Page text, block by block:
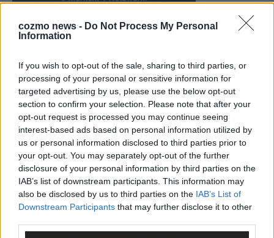
cozmo news - Do Not Process My Personal
Information
If you wish to opt-out of the sale, sharing to third parties, or
processing of your personal or sensitive information for
targeted advertising by us, please use the below opt-out
section to confirm your selection. Please note that after your
opt-out request is processed you may continue seeing
interest-based ads based on personal information utilized by
us or personal information disclosed to third parties prior to
your opt-out. You may separately opt-out of the further
disclosure of your personal information by third parties on the
IAB’s list of downstream participants. This information may
also be disclosed by us to third parties on the IAB’s List of
Downstream Participants that may further disclose it to other
ANZEIGE